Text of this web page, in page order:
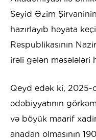
Seyid Əzim
hazırlayıb həyata
Respublikasının
irəli gələn məsələləri
Qeyd edək ki, 2025-
ədəbiyyatının
və böyük maarif
anadan olmasının